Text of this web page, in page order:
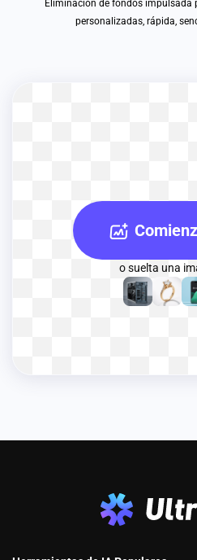
Eliminación de fondos impulsada
personalizadas, rápida,
o suelta una